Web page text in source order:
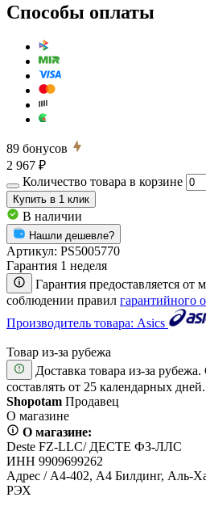
Способы оплаты
89 бонусов
2 967 ₽
Количество товара в корзине
Купить в 1 клик
В наличии
Нашли дешевле?
Артикул: PS5005770
Гарантия 1 неделя
Гарантия предоставляется от
соблюдении правил гарантийного
Производитель товара: Asics
Товар из-за рубежа
Доставка товара из-за
составлять от 25 календарных дней.
Shopotam Продавец
О магазине
О магазине:
Deste FZ-LLC/ ДЕСТЕ ФЗ-ЛЛС
ИНН 9909699262
Адрес / А4-402, А4 Билдинг, Аль-
РЭХ